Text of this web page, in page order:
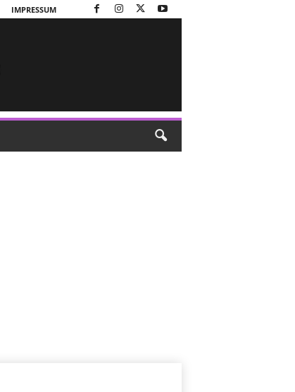
IMPRESSUM